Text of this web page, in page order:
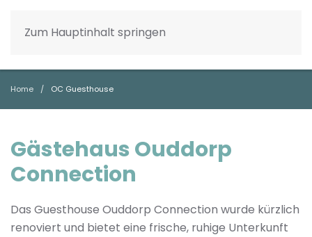
Zum Hauptinhalt springen
Home OC Guesthouse
Gästehaus Ouddorp
Connection
Das Guesthouse Ouddorp Connection wurde kürzlich
renoviert und bietet eine frische, ruhige Unterkunft